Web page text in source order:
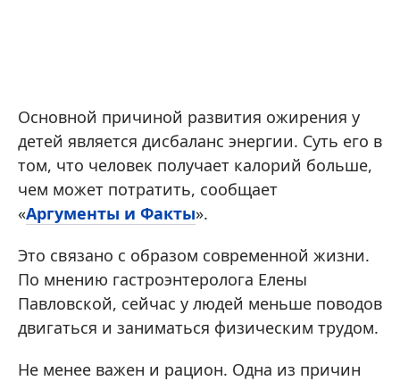
Основной причиной развития ожирения у
детей является дисбаланс энергии. Суть его в
том, что человек получает калорий больше,
чем может потратить, сообщает
«Аргументы и Факты».
Это связано с образом современной жизни.
По мнению гастроэнтеролога Елены
Павловской, сейчас у людей меньше поводов
двигаться и заниматься физическим трудом.
Не менее важен и рацион. Одна из причин